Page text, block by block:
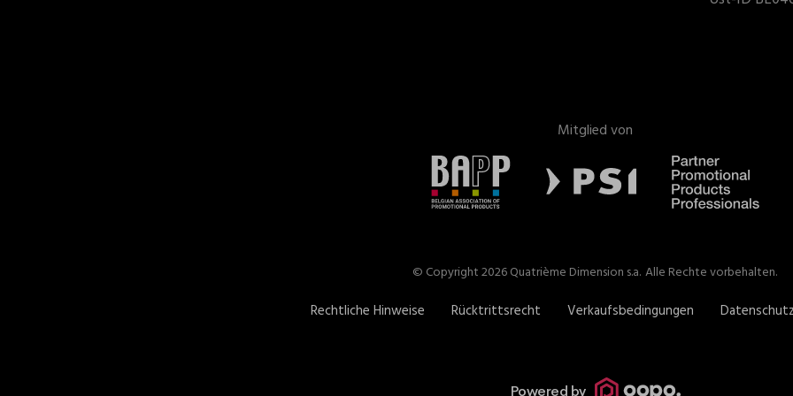
Mitglied von
© Copyright 2026 Quatrième Dimension s.a. Alle Rechte vorbehalten.
Rechtliche Hinweise Rücktrittsrecht Verkaufsbedingungen
Powered by